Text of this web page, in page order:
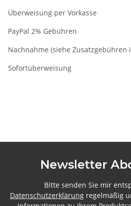
Überweisung per Vorkasse
PayPal 2% Gebühren
Nachnahme (siehe Zusatzgebühren
Sofortüberweisung
Newsletter
Bitte senden Sie mir
Datenschutzerklärung regelmäßig